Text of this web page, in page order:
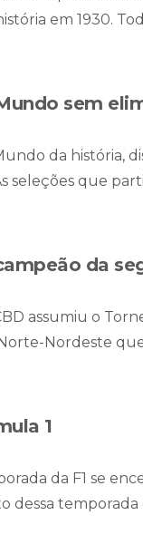
em 1930.
sem
da história,
seleções que
da
assumiu o
Nordeste
1
da F1 se
dessa